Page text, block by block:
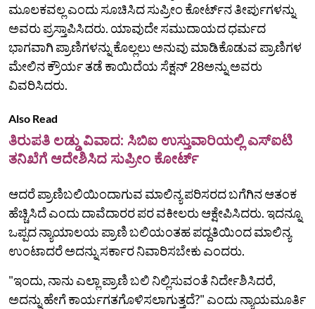
ಮೂಲಕವಲ್ಲ ಎಂದು ಸೂಚಿಸಿದ ಸುಪ್ರೀಂ ಕೋರ್ಟ್‌ನ ತೀರ್ಪುಗಳನ್ನು
ಅವರು ಪ್ರಸ್ತಾಪಿಸಿದರು. ಯಾವುದೇ ಸಮುದಾಯದ ಧರ್ಮದ
ಭಾಗವಾಗಿ ಪ್ರಾಣಿಗಳನ್ನು ಕೊಲ್ಲಲು ಅನುವು ಮಾಡಿಕೊಡುವ ಪ್ರಾಣಿಗಳ
ಮೇಲಿನ ಕ್ರೌರ್ಯ ತಡೆ ಕಾಯಿದೆಯ ಸೆಕ್ಷನ್ 28ಅನ್ನು ಅವರು
ವಿವರಿಸಿದರು.
Also Read
ತಿರುಪತಿ ಲಡ್ಡು ವಿವಾದ: ಸಿಬಿಐ ಉಸ್ತುವಾರಿಯಲ್ಲಿ ಎಸ್‌ಐಟಿ
ತನಿಖೆಗೆ ಆದೇಶಿಸಿದ ಸುಪ್ರೀಂ ಕೋರ್ಟ್‌
ಆದರೆ ಪ್ರಾಣಿಬಲಿಯಿಂದಾಗುವ ಮಾಲಿನ್ಯ ಪರಿಸರದ ಬಗೆಗಿನ ಆತಂಕ
ಹೆಚ್ಚಿಸಿದೆ ಎಂದು ದಾವೆದಾರರ ಪರ ವಕೀಲರು ಆಕ್ಷೇಪಿಸಿದರು. ಇದನ್ನೂ
ಒಪ್ಪದ ನ್ಯಾಯಾಲಯ ಪ್ರಾಣಿ ಬಲಿಯಂತಹ ಪದ್ದತಿಯಿಂದ ಮಾಲಿನ್ಯ
ಉಂಟಾದರೆ ಅದನ್ನು ಸರ್ಕಾರ ನಿವಾರಿಸಬೇಕು ಎಂದರು.
"ಇಂದು, ನಾನು ಎಲ್ಲಾ ಪ್ರಾಣಿ ಬಲಿ ನಿಲ್ಲಿಸುವಂತೆ ನಿರ್ದೇಶಿಸಿದರೆ,
ಅದನ್ನು ಹೇಗೆ ಕಾರ್ಯಗತಗೊಳಿಸಲಾಗುತ್ತದೆ?" ಎಂದು ನ್ಯಾಯಮೂರ್ತಿ